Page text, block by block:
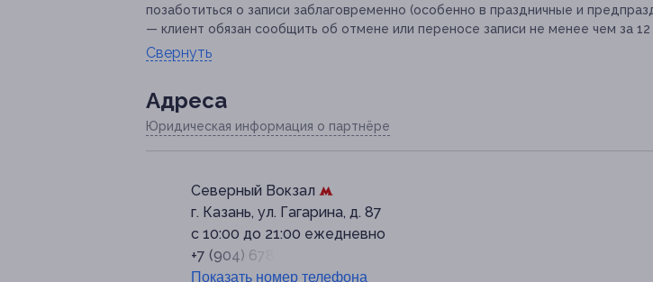
позаботиться о записи заблаговременно (особенно в праздничные и
— клиент обязан сообщить об отмене или переносе записи не менее чем за 12
Свернуть
Адресa
Юридическая информация о партнёре
Северный Вокзал
г. Казань, ул. Гагарина, д. 87
с 10:00 до 21:00 ежедневно
+7 (904) 678-20-54
Показать номер телефона